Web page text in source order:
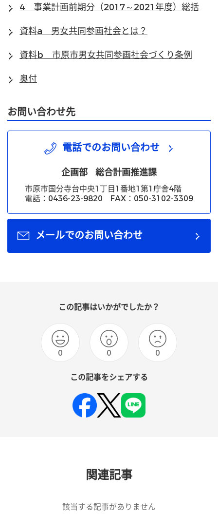
4 事業計画前期分（2017～2021年度）総括
資料a 男女共同参画社会とは？
資料b 市原市男女共同参画社会づくり条例
奥付
お問い合わせ先
電話でのお問い合わせ
企画部 総合計画推進課
市原市国分寺台中央1丁目1番地1第1庁舎4階
電話：0436-23-9820 FAX：050-3102-3309
メールでのお問い合わせ
この記事はいかがでしたか？
0 0 0
この記事をシェアする
関連記事
該当する記事がありません